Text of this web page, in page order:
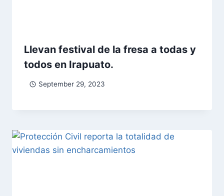
Llevan festival de la fresa a todas y
todos en Irapuato.
September 29, 2023